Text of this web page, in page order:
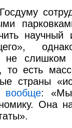
научный
не слишком
то есть
страны
вообще: «Мы
Она